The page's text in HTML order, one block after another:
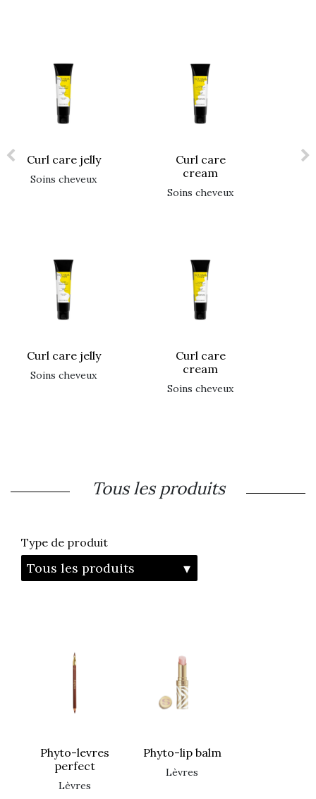
curl care jelly
soins cheveux
curl care
cream
soins cheveux
curl care jelly
soins cheveux
curl care
cream
soins cheveux
Tous les produits
type de produit
phyto-levres
perfect
lèvres
phyto-lip balm
lèvres